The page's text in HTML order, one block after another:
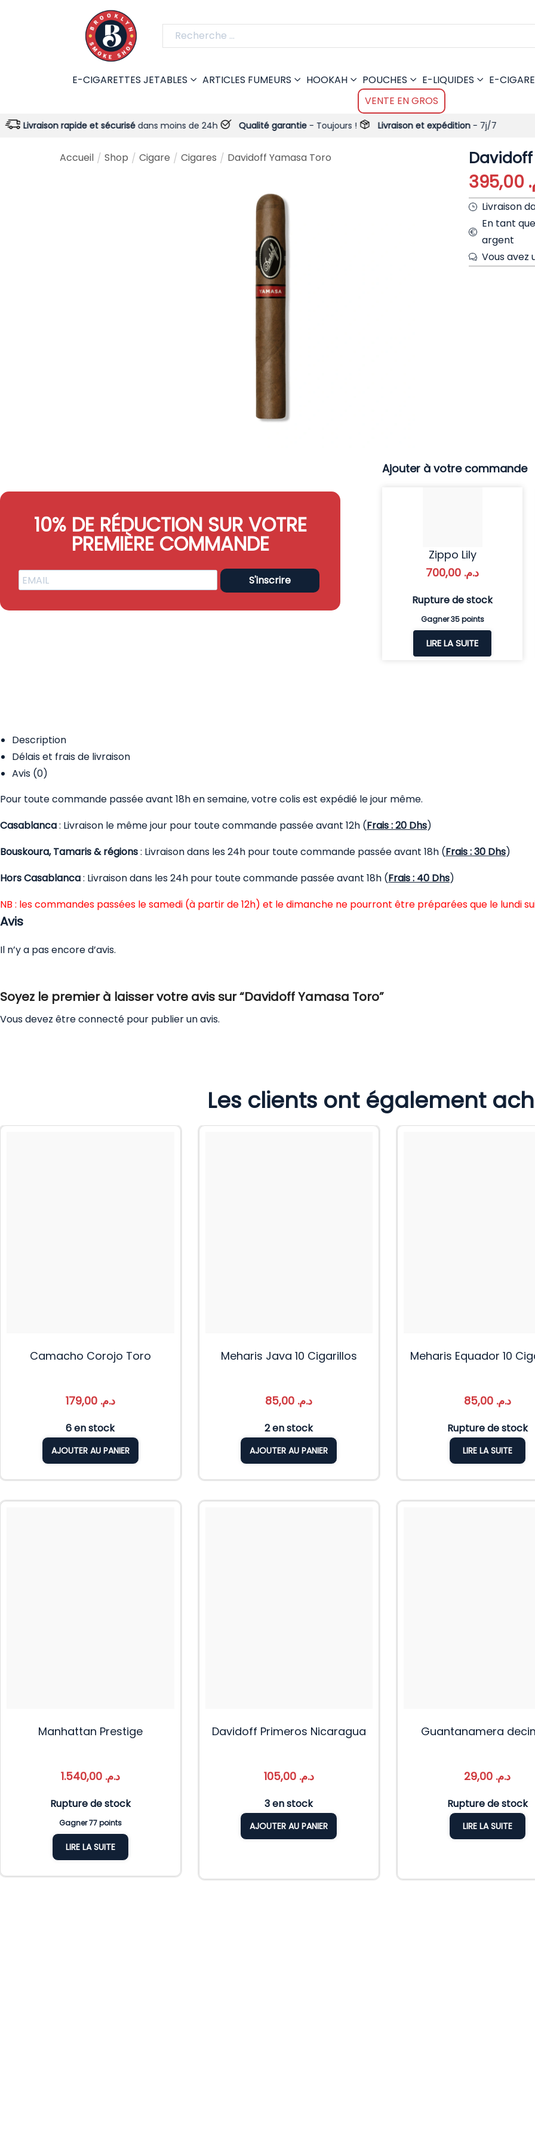
E-CIGARETTES JETABLES ARTICLES FUMEURS HOOKAH POUCHES E-LIQUIDES
E-
VENTE EN GROS
rapide et sécurisé dans moins de 24h Qualité garantie- Toujours ! Livraison et expédition- 7j/7
Accueil / Shop / Cigare / Cigares / Davidoff Yamasa Toro
395,00
Livraison
En tant
argent
Vous avez
10% DE RÉDUCTION SUR VOTRE
PREMIÈRE COMMANDE
S'inscrire
Ajouter à votre commande
Zippo Lily
د.م.
Rupture de stock
Gagner 35 points
LIRE LA SUITE
Description
Délais et frais de livraison
Avis (0)
Pour toute commande passée avant 18h en semaine, votre colis est expédié le jour même.
Casablanca: Livraison le même jour pour toute commande passée avant 12h (Frais : 20 Dhs)
Bouskoura, Tamaris & régions: Livraison dans les 24h pour toute commande passée avant 18h (Frais : 30 Dhs)
Hors Casablanca: Livraison dans les 24h pour toute commande passée avant 18h (Frais : 40 Dhs)
NB : les commandes passées le samedi (à partir de 12h) et le dimanche ne pourront être préparées que le lundi
Avis
Il n’y a pas encore d’avis.
Soyez le premier à laisser votre avis sur “Davidoff Yamasa Toro”
Vous devez êtreconnecté pour publier un avis.
Les clients ont également
Camacho Corojo Toro
د.م. 179,00
6 en stock
AJOUTER AU PANIER
Meharis Java 10 Cigarillos
د.م.
2 en stock
AJOUTER AU PANIER
Meharis Equador 10
د.م. 85,00
Rupture de stock
LIRE LA SUITE
Manhattan Prestige
د.م. 1.540,00
Rupture de stock
Gagner 77 points
LIRE LA SUITE
Davidoff Primeros Nicaragua
د.م. 105,00
3 en stock
AJOUTER AU PANIER
Guantanamera
د.م.
Rupture de stock
LIRE LA SUITE